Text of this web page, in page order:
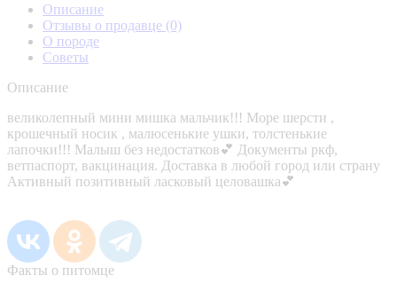
Описание
Отзывы о продавце (0)
О породе
Советы
Описание
великолепный мини мишка мальчик!!! Море шерсти ,
крошечный носик , малюсенькие ушки, толстенькие
лапочки!!! Малыш без недостатков💕 Документы ркф,
ветпаспорт, вакцинация. Доставка в любой город или страну
Активный позитивный ласковый целовашка💕
Факты о питомце